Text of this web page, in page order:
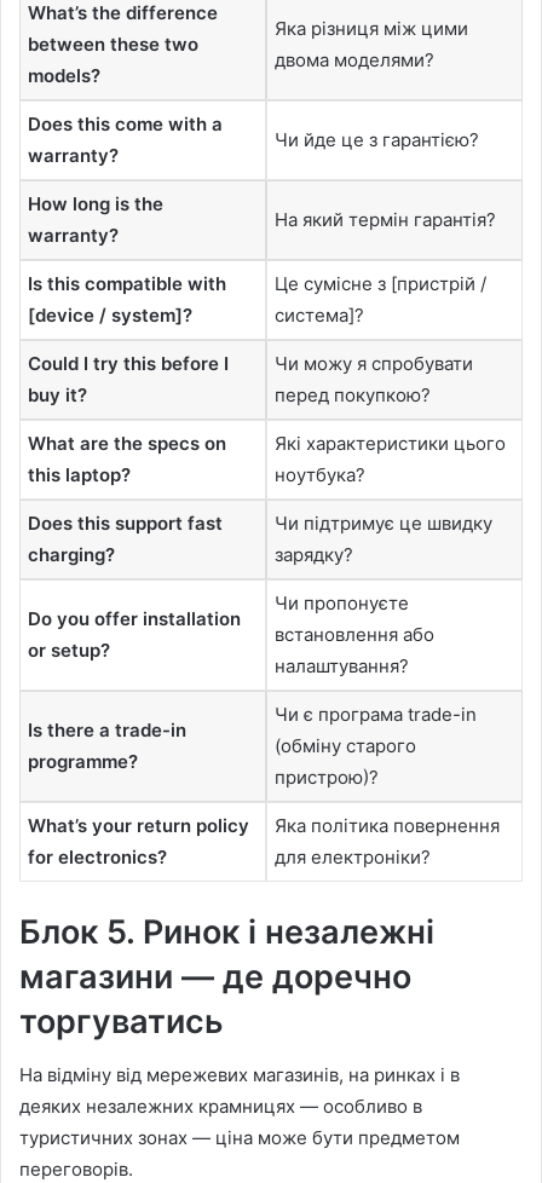
What’s the difference
between these two
models?
Яка різниця між цими
двома моделями?
Does this come with a
warranty?
Чи йде це з гарантією?
How long is the
warranty?
На який термін гарантія?
Is this compatible with
[device / system]?
Це сумісне з [пристрій /
система]?
Could I try this before I
buy it?
Чи можу я спробувати
перед покупкою?
What are the specs on
this laptop?
Які характеристики цього
ноутбука?
Does this support fast
charging?
Чи підтримує це швидку
зарядку?
Do you offer installation
or setup?
Чи пропонуєте
встановлення або
налаштування?
Is there a trade-in
programme?
Чи є програма trade-in
(обміну старого
пристрою)?
What’s your return policy
for electronics?
Яка політика повернення
для електроніки?
Блок 5. Ринок і незалежні
магазини — де доречно
торгуватись
На відміну від мережевих магазинів, на ринках і в
деяких незалежних крамницях — особливо в
туристичних зонах — ціна може бути предметом
переговорів.